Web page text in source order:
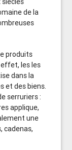
de la
produits
les les
dans la
et des biens.
serruriers :
applique,
une
cadenas,